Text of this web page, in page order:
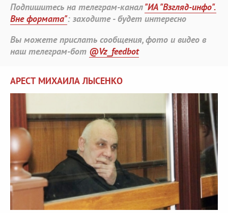
Подпишитесь на телеграм-канал"ИА "Взгляд-инфо".
Вне формата": заходите - будет интересно
Вы можете прислать сообщения, фото и видео в
наш телеграм-бот @Vz_feedbot
АРЕСТ МИХАИЛА ЛЫСЕНКО